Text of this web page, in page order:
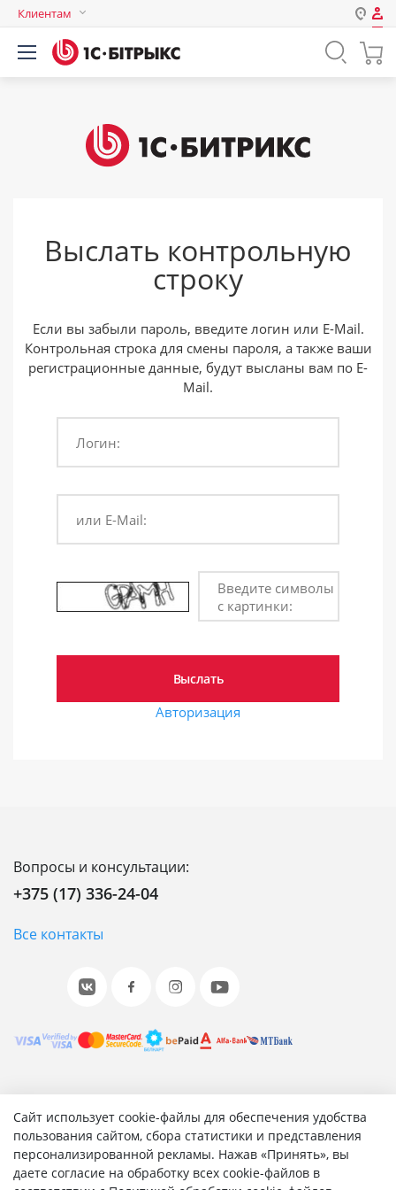
Сайт использует cookie-файлы для обеспечения удобства
пользования сайтом, сбора статистики и представления
персонализированной рекламы. Нажав «Принять», вы
даете согласие на обработку всех cookie-файлов в
Клиентам
Авторизация
Логин
Запомнить меня на этом
компьютере
Забыли свой пароль?
или войдите с помощью
Выслать контрольную
строку
Если вы забыли пароль, введите логин или E-Mail.
Контрольная строка для смены пароля, а также ваши
регистрационные данные, будут высланы вам по E-
Mail.
Логин:
или E-Mail:
Введите символы
с картинки:
Авторизация
Вопросы и консультации:
+375 (17) 336-24-04
Все контакты
© 2001-2026 «Битрикс», «1С-Битрикс». Работает на 1С-
Битрикс: Управление сайтом.
Согласие на обработку персональных данных
Отзыв согласия на обработку персональных данных